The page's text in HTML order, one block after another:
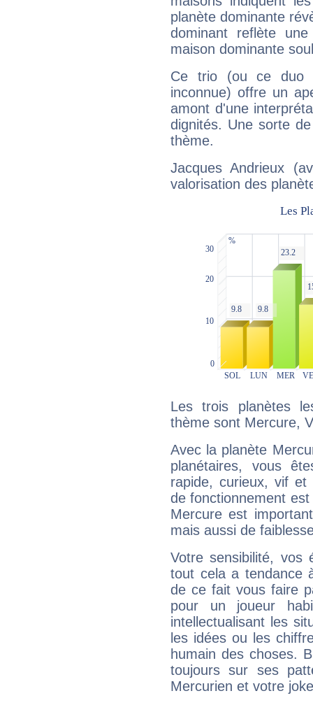
planète dominante
dominant reflète
maison dominante
Ce trio (ou ce duo
inconnue) offre un
amont d'une
dignités. Une sorte
thème.
Jacques Andrieux
valorisation des
Les trois planètes
thème sont Mercure,
Avec la planète
planétaires, vous
rapide, curieux, vif et
de fonctionnement
Mercure est
mais aussi de
Votre sensibilité,
tout cela a tendance
de ce fait vous faire
pour un joueur
intellectualisant les
les idées ou les
humain des choses.
toujours sur ses
Mercurien et votre